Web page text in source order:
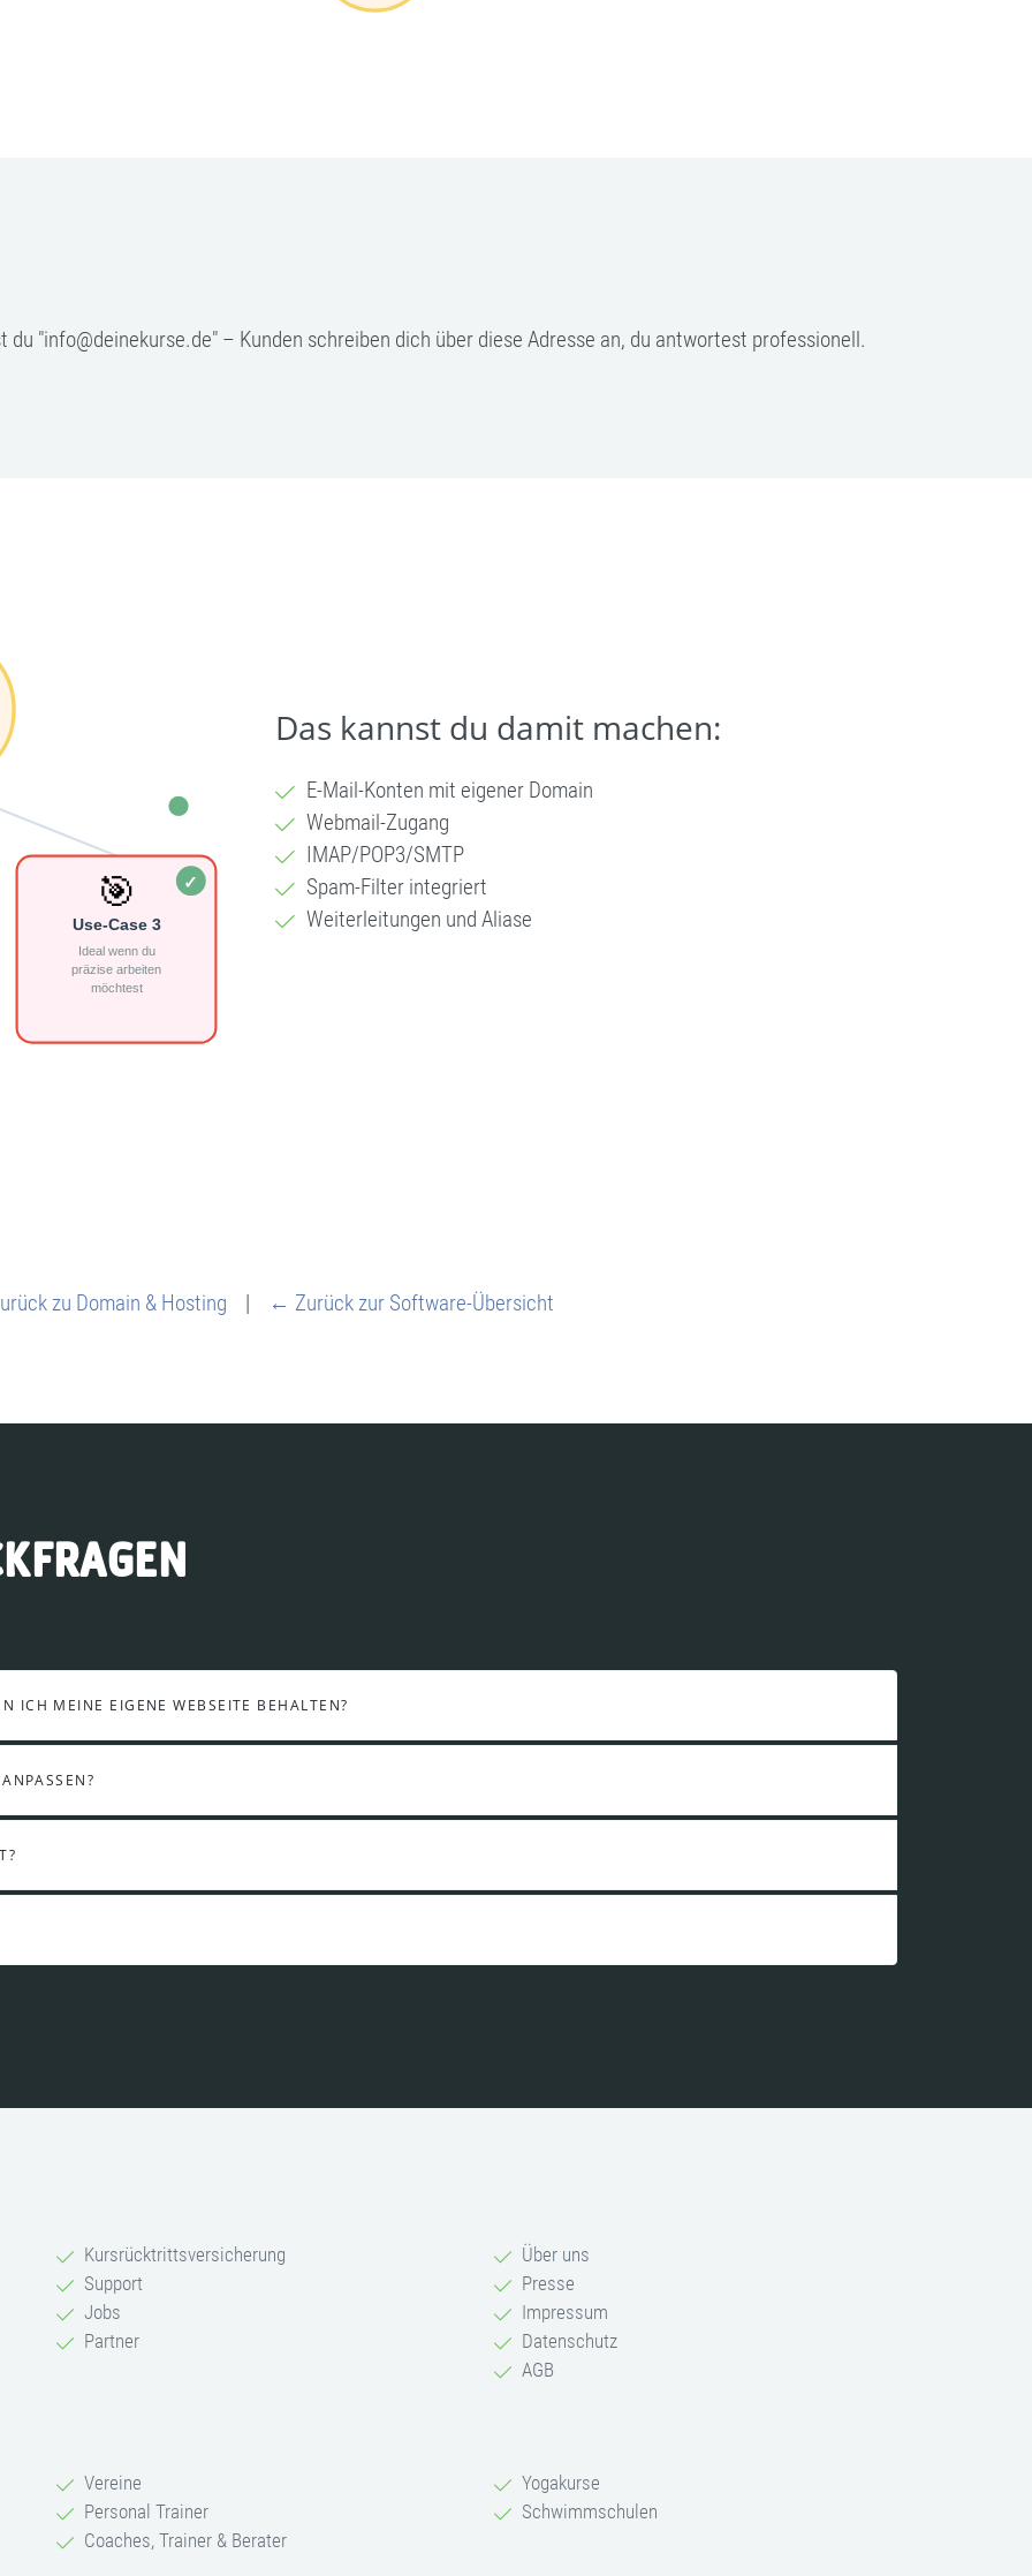
"info@deinekurse.de" – Kunden schreiben dich über diese Adresse an, du antwortest professionell.
Das kannst du damit machen:
E-Mail-Konten mit eigener Domain
Webmail-Zugang
IMAP/POP3/SMTP
Spam-Filter integriert
Weiterleitungen und Aliase
zu Domain & Hosting | ← Zurück zur Software-Übersicht
ICH MEINE EIGENE WEBSEITE BEHALTEN?
Kursrücktrittsversicherung
Support
Jobs
Partner
Über uns
Presse
Impressum
Datenschutz
AGB
Vereine
Personal Trainer
Coaches, Trainer & Berater
Yogakurse
Schwimmschulen